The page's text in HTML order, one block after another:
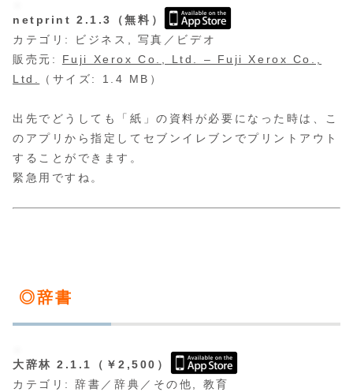
netprint 2.1.3（無料）
カテゴリ: ビジネス, 写真／ビデオ
販売元: Fuji Xerox Co., Ltd. – Fuji Xerox Co.,
Ltd.
（サイズ: 1.4 MB）
出先でどうしても「紙」の資料が必要になった時は、こ
のアプリから指定してセブンイレブンでプリントアウト
することができます。
緊急用ですね。
◎辞書
大辞林 2.1.1（￥2,500）
カテゴリ: 辞書／辞典／その他, 教育